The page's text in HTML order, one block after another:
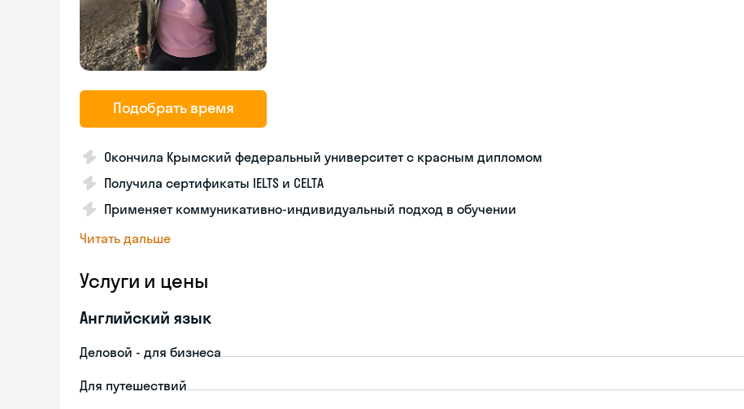
Подобрать время
Окончила Крымский федеральный университет с красным дипломом
Получила сертификаты IELTS и CELTA
Применяет коммуникативно-индивидуальный подход в обучении
Читать дальше
Услуги и цены
Английский язык
Деловой - для бизнеса
Для путешествий